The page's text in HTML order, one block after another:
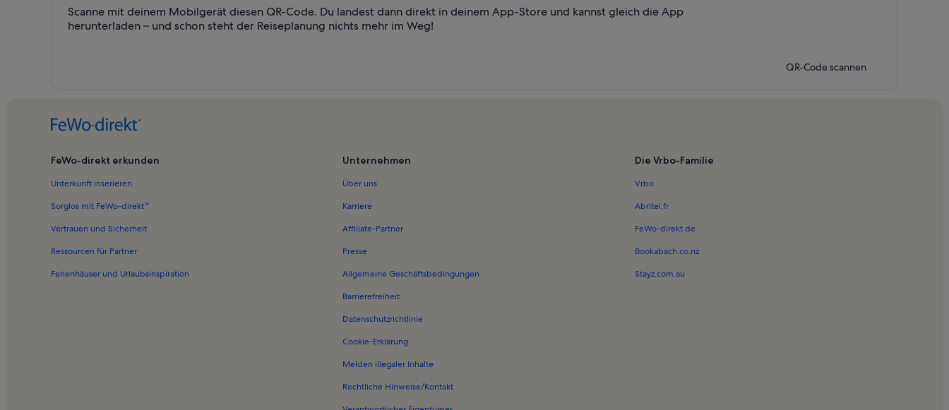
Scanne mit deinem Mobilgerät diesen QR-Code. Du landest dann direkt in deinem App-Store und kannst gleich die App
herunterladen – und schon steht der Reiseplanung nichts mehr im Weg!
QR-Code scannen
FeWo-direkt erkunden
Unterkunft inserieren
Sorglos mit FeWo-direkt™
Vertrauen und Sicherheit
Ressourcen für Partner
Ferienhäuser und Urlaubsinspiration
Unternehmen
Über uns
Karriere
Affiliate-Partner
Presse
Allgemeine Geschäftsbedingungen
Barrierefreiheit
Datenschutzrichtlinie
Cookie-Erklärung
Melden illegaler Inhalte
Rechtliche Hinweise/Kontakt
Die Vrbo-Familie
Vrbo
Abritel.fr
FeWo-direkt.de
Bookabach.co.nz
Stayz.com.au